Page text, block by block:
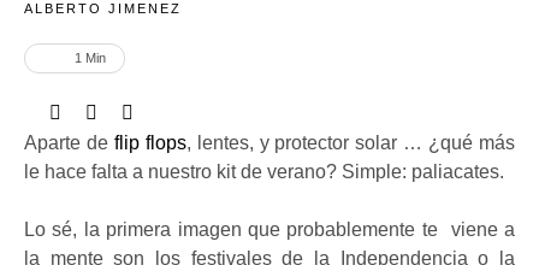
ALBERTO JIMENEZ
1 Min
Aparte deflip flops, lentes, y protector solar … ¿qué más
le hace falta a nuestro kit de verano? Simple: paliacates.
Lo sé, la primera imagen que probablemente te viene a
la mente son los festivales de la Independencia o la